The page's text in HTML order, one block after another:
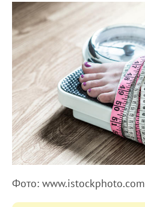
Фото: www.istockphoto.com